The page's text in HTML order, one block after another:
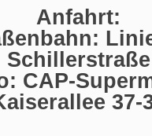
Anfahrt:
Schillerstraße
CAP-
37-